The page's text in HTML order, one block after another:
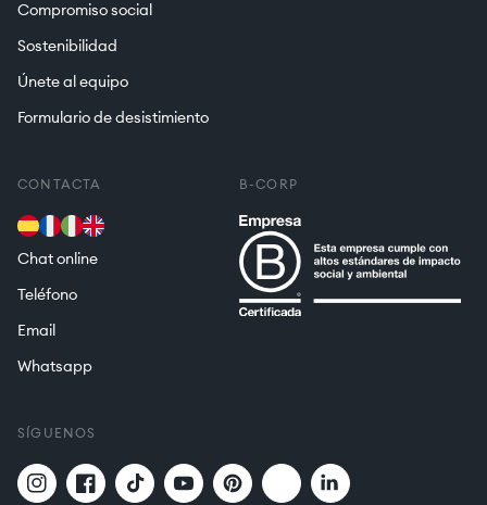
Compromiso social
Sostenibilidad
Únete al equipo
Formulario de desistimiento
CONTACTA
Chat online
Teléfono
Email
Whatsapp
B-CORP
SÍGUENOS
InstagramFacebookTikTok YouTubePinterest Twitter Translation